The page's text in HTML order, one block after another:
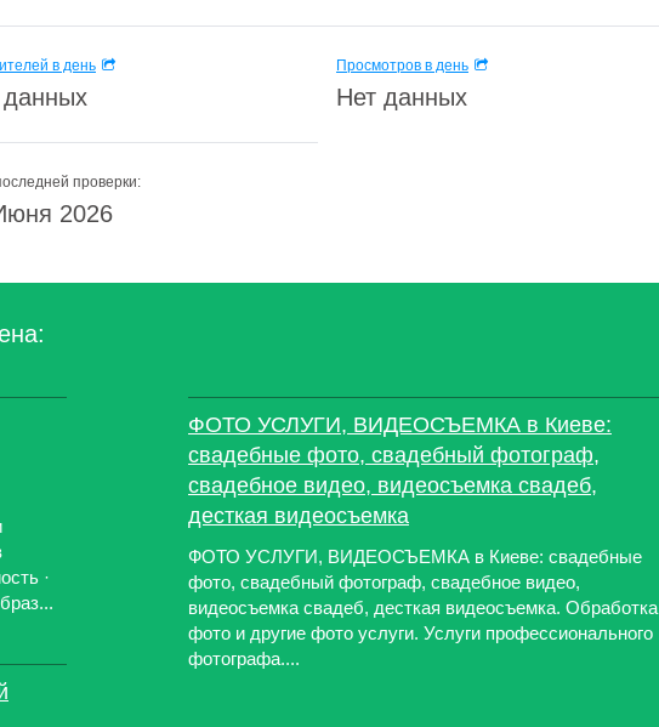
в день
данных
Просмотров в день
Нет данных
проверки:
2026
·
ФОТО УСЛУГИ, ВИДЕОСЪЕМКА в Киеве:
свадебные фото, свадебный фотограф,
свадебное видео, видеосъемка свадеб,
десткая видеосъемка
ФОТО УСЛУГИ, ВИДЕОСЪЕМКА в Киеве: свадебные
фото, свадебный фотограф, свадебное видео,
видеосъемка свадеб, десткая видеосъемка. Обработка
фото и другие фото услуги. Услуги профессионального
фотографа....